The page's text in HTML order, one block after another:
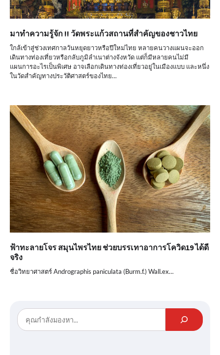
มาทำความรู้จัก !! วัดพระแก้วสถานที่สำคัญของชาวไทย
ใกล้เข้าสู่ช่วงเทศกาลวันหยุดยาวหรือปีใหม่ไทย หลายคนวางแผนจะออก
เดินทางท่องเที่ยวหรือกลับภูมิลำเนาต่างจังหวัด แต่ก็มีหลายคนไม่มี
แผนการอะไรเป็นพิเศษ อาจเลือกเดินทางท่องเที่ยวอยู่ในเมืองแบบ และหนึ่ง
ในวัดสำคัญทางประวัติศาสตร์ของไทย…
ฟ้าทะลายโจร สมุนไพรไทย ช่วยบรรเทาอาการโควิด19 ได้ดี
จริง
ชื่อวิทยาศาสตร์ Andrographis paniculata (Burm.f.) Wall.ex…